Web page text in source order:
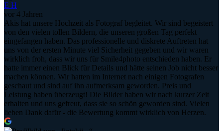
E H
vor 4 Jahren
Akis hat unsere Hochzeit als Fotograf begleitet. Wir sind begeistert
von den vielen tollen Bildern, die unseren großen Tag perfekt
eingefangen haben. Das professionelle und diskrete Auftreten hat
uns von der ersten Minute viel Sicherheit gegeben und wir waren
wirklich froh, dass wir uns für Smile4photo entschieden haben. Er
hatte immer einen Blick für Details und hätte seinen Job nicht besser
machen können. Wir hatten im Internet nach einigen Fotografen
geschaut und sind auf ihn aufmerksam geworden. Preis und
Leistung haben überzeugt! Die Bilder haben wir nach kurzer Zeit
erhalten und uns gefreut, dass sie so schön geworden sind. Vielen
lieben Dank dafür - die Bewertung kommt wirklich von Herzen.